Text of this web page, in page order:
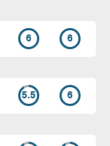
6 6
5.5 6